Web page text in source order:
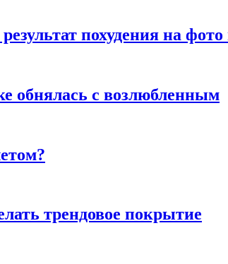
похудения на
обнялась с возлюбленным
трендовое покрытие